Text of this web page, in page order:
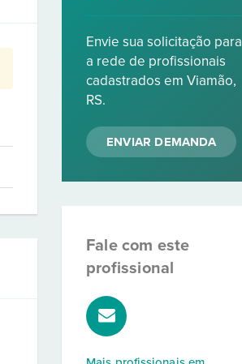
Envie sua solicitação para
a rede de profissionais
cadastrados em Viamão,
RS.
ENVIAR DEMANDA
Fale com este
profissional